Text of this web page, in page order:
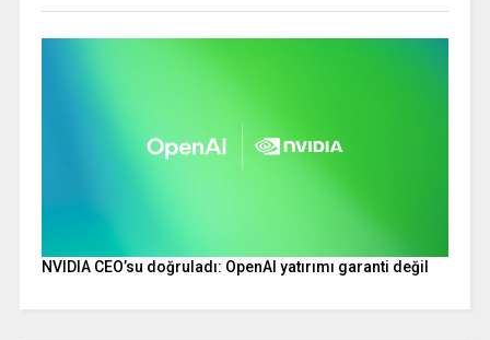
NVIDIA CEO’su doğruladı: OpenAI yatırımı garanti değil